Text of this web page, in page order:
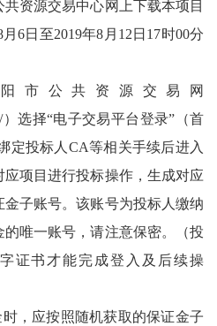
资源交易中心网上下载本项目
6日至2019年8月12日17时00分
市公共资源交易网
）选择“电子交易平台登录”（首
定投标人CA等相关手续后进入
项目进行投标操作，生成对应
子账号。该账号为投标人缴纳
唯一账号，请注意保密。（投
证书才能完成登入及后续操
，应按照随机获取的保证金子